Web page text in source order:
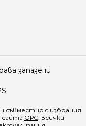
запазени
съвместно с избрания
сайта ОРС. Всички